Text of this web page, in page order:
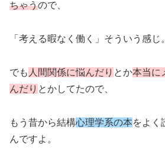
ちゃうので、
「考える暇なく働く」そういう感じ。
でも 人間関係に悩んだり とか本当に
んだり とかしてたので、
もう昔から結構心理学系の本をよく
んですよ。